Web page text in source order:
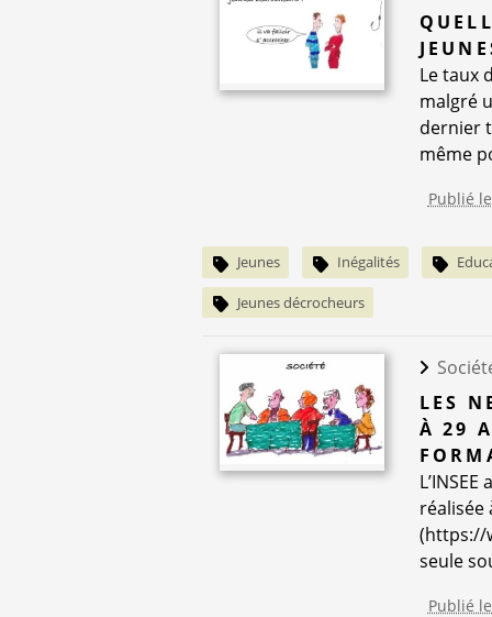
Le taux
malgré
dernier
même
Publié
Jeunes Inégalités
Jeunes décrocheurs
LES
À 29
réalisée
(https://
seule
Publié